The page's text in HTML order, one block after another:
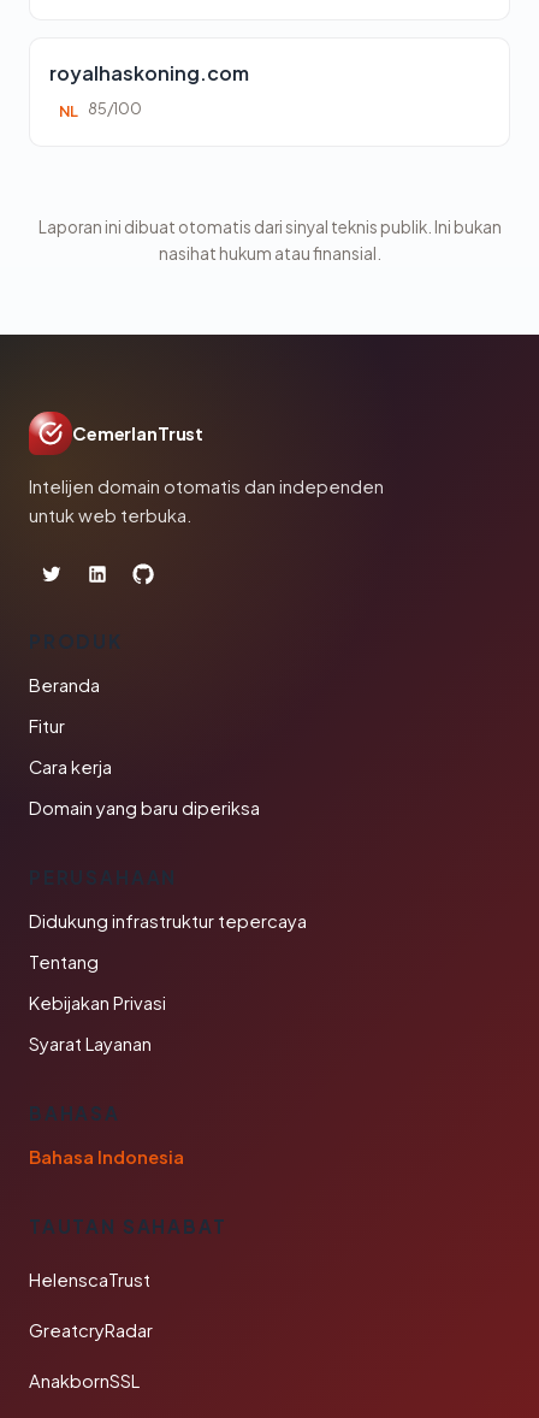
royalhaskoning.com
NL 85/100
Laporan ini dibuat otomatis dari sinyal teknis publik. Ini bukan
nasihat hukum atau finansial.
CemerlanTrust
Intelijen domain otomatis dan independen
untuk web terbuka.
PRODUK
Beranda
Fitur
Cara kerja
Domain yang baru diperiksa
PERUSAHAAN
Didukung infrastruktur tepercaya
Tentang
Kebijakan Privasi
Syarat Layanan
BAHASA
Bahasa Indonesia
TAUTAN SAHABAT
HelenscaTrust
GreatcryRadar
AnakbornSSL